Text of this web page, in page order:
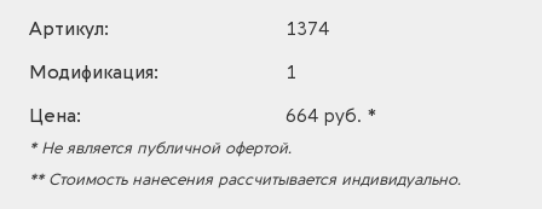
Артикул:
1374
Модификация:
1
Цена:
664 руб. *
* Не является публичной офертой.
** Стоимость нанесения рассчитывается индивидуально.